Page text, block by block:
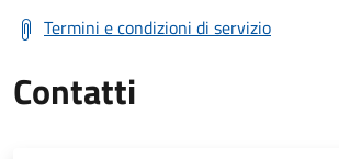
Termini e condizioni di servizio
Contatti